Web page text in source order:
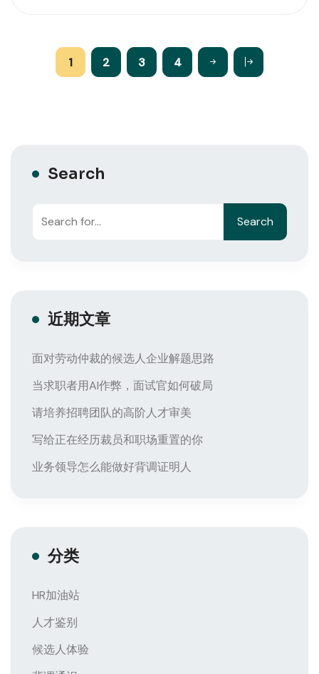
1 2 3 4
Search
Search
近期文章
面对劳动仲裁的候选人企业解题思路
当求职者用AI作弊，面试官如何破局
请培养招聘团队的高阶人才审美
写给正在经历裁员和职场重置的你
业务领导怎么能做好背调证明人
分类
HR加油站
人才鉴别
候选人体验